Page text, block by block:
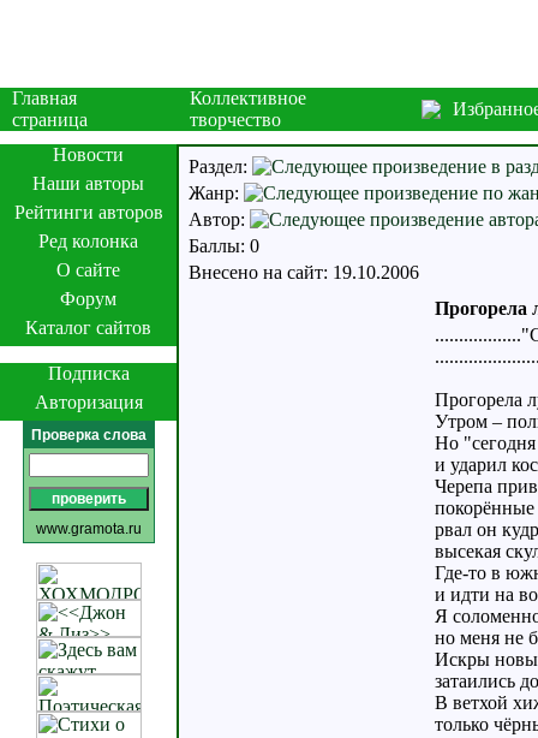
Главная
страница
Коллективное
творчество
Новости
Наши авторы
Рейтинги авторов
Ред колонка
О сайте
Форум
Каталог сайтов
Подписка
Авторизация
Проверка слова
www.gramota.ru
Раздел:
Жанр:
Автор:
Баллы: 0
Внесено на сайт: 19.10.2006
Прогорела
Прогорела
Утром –
Но
и ударил
Черепа
рвал он
высекая
Где-то в
и идти на
Я
но меня не
Искры
затаились
В ветхой
только